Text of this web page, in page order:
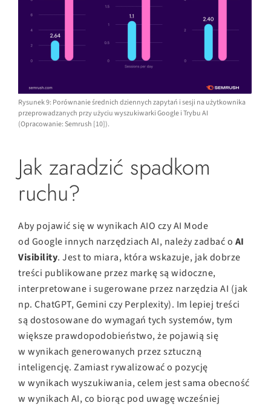
Rysunek 9: Porównanie średnich dziennych zapytań i sesji na użytkownika
przeprowadzanych przy użyciu wyszukiwarki Google i Trybu AI
(Opracowanie: Semrush [10]).
Jak zaradzić spadkom
ruchu?
Aby pojawić się w wynikach AIO czy AI Mode
od Google innych narzędziach AI, należy zadbać o AI
Visibility. Jest to miara, która wskazuje, jak dobrze
treści publikowane przez markę są widoczne,
interpretowane i sugerowane przez narzędzia AI (jak
np. ChatGPT, Gemini czy Perplexity). Im lepiej treści
są dostosowane do wymagań tych systemów, tym
większe prawdopodobieństwo, że pojawią się
w wynikach generowanych przez sztuczną
inteligencję. Zamiast rywalizować o pozycję
w wynikach wyszukiwania, celem jest sama obecność
w wynikach AI, co biorąc pod uwagę wcześniej